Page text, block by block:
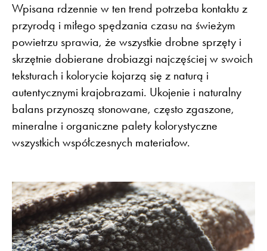
Wpisana rdzennie w ten trend potrzeba kontaktu z
przyrodą i miłego spędzania czasu na świeżym
powietrzu sprawia, że wszystkie drobne sprzęty i
skrzętnie dobierane drobiazgi najczęściej w swoich
teksturach i kolorycie kojarzą się z naturą i
autentycznymi krajobrazami. Ukojenie i naturalny
balans przynoszą stonowane, często zgaszone,
mineralne i organiczne palety kolorystyczne
wszystkich współczesnych materiałow.